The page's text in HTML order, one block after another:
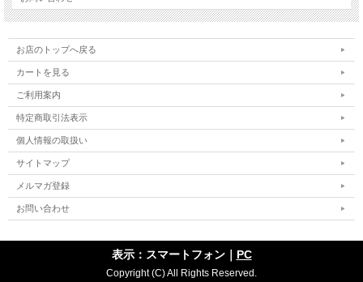
お店のトップへ戻る
カートを見る
ご利用案内
特定商取引法表示
個人情報の取扱い
サイトマップ
メルマガ登録
お問い合わせ
表示：スマートフォン｜ PC
Copyright (C) All Rights Reserved.